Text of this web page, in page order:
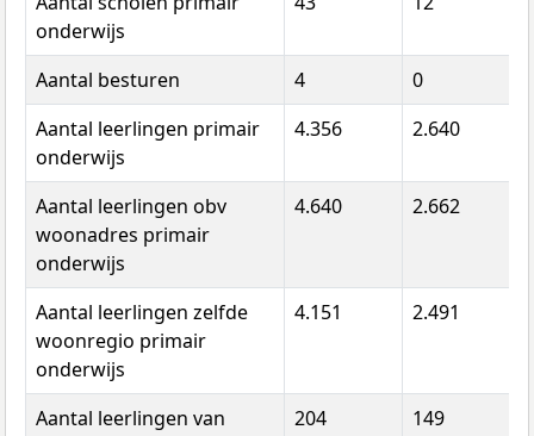
onderwijs
Aantal besturen 4
0
Aantal leerlingen primair
onderwijs
4.356 2.640
Aantal leerlingen obv
woonadres primair
onderwijs
4.640 2.662
Aantal leerlingen zelfde
woonregio primair
onderwijs
4.151 2.491
Aantal leerlingen van
204 149